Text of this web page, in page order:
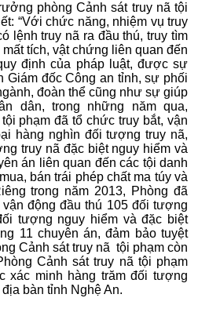
phòng Cảnh sát truy nã tội
“Với chức năng, nhiệm vụ truy
lệnh truy nã ra đầu thú, truy tìm
tích, vật chứng liên quan đến
định của pháp luật, được sự
Giám đốc Công an tỉnh, sự phối
đoàn thể cũng như sự giúp
dân, trong những năm qua,
phạm đã tổ chức truy bắt, vận
hàng nghìn đối tượng truy nã,
truy nã đặc biệt nguy hiểm và
án liên quan đến các tội danh
bán trái phép chất ma túy và
trong năm 2013, Phòng đã
động đầu thú 105 đối tượng
tượng nguy hiểm và đặc biệt
11 chuyên án, đảm bảo tuyệt
Cảnh sát truy nã tội phạm còn
Cảnh sát truy nã tội phạm
xác minh hàng trăm đối tượng
bàn tỉnh Nghệ An.